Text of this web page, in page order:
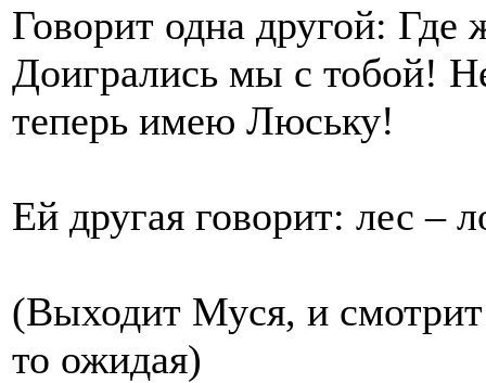
Говорит одна другой:
Доигрались мы с тобой!
теперь имею Люську!
Ей другая говорит: лес –
(Выходит Муся, и смотрит
то ожидая)